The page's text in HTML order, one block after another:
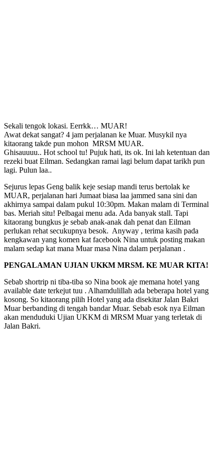
Sekali tengok lokasi. Eerrkk… MUAR!
Awat dekat sangat? 4 jam perjalanan ke Muar. Musykil nya
kitaorang takde pun mohon MRSM MUAR.
Ghisauuuu.. Hot school tu! Pujuk hati, its ok. Ini lah ketentuan dan
rezeki buat Eilman. Sedangkan ramai lagi belum dapat tarikh pun
lagi. Pulun laa..
Sejurus lepas Geng balik keje sesiap mandi terus bertolak ke
MUAR, perjalanan hari Jumaat biasa laa jammed sana sini dan
akhirnya sampai dalam pukul 10:30pm. Makan malam di Terminal
bas. Meriah situ! Pelbagai menu ada. Ada banyak stall. Tapi
kitaorang bungkus je sebab anak-anak dah penat dan Eilman
perlukan rehat secukupnya besok. Anyway , terima kasih pada
kengkawan yang komen kat facebook Nina untuk posting makan
malam sedap kat mana Muar masa Nina dalam perjalanan .
PENGALAMAN UJIAN UKKM MRSM. KE MUAR KITA!
Sebab shortrip ni tiba-tiba so Nina book aje memana hotel yang
available date terkejut tuu . Alhamdulillah ada beberapa hotel yang
kosong. So kitaorang pilih Hotel yang ada disekitar Jalan Bakri
Muar berbanding di tengah bandar Muar. Sebab esok nya Eilman
akan menduduki Ujian UKKM di MRSM Muar yang terletak di
Jalan Bakri.